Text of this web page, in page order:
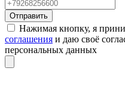
Отправить
Нажимая кнопку, я
соглашения и даю своё
персональных данных